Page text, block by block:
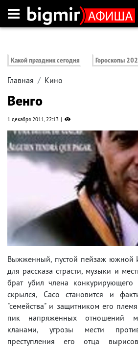
Какой праздник сегодня Гороскопы
Главная Кино
Венго
1 декабря 2011, 22:13
Выжженный, пустой пейзаж южной
для рассказа страсти, музыки и
брат убил члена конкурирующего
скрылся, Caco становится и
"семейства" и защитником его
пик напряженных отношений
кланами, угрозы мести
преступления его отца